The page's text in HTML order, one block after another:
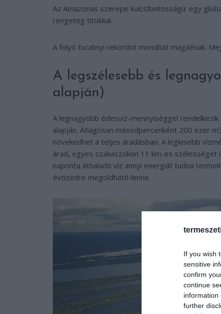
If you wish
sensitive
confirm
continue
information
further
Az Amazonas szerepe kulcsfontosságú: egy
rengeteg titokkal.
A folyó tucatnyi rekordot mondhat magáénak.
A legszélesebb és
alapján)
A legnagyobb édesvíz-mennyiséggel
alapján. Átlagosan másodpercenként 200 ezer
növekedhet a teljes áradásban. A legkisebb
árad, egyes szakaszokon 11 km-es
naponta áthaladó víz annyi energiát tudna
évtizedre megoldható lenne.